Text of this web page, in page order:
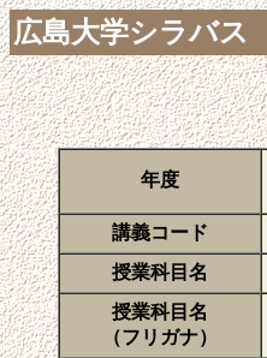
広島大学シラバス
年度
講義コード
授業科目名
授業科目名
（フリガナ）